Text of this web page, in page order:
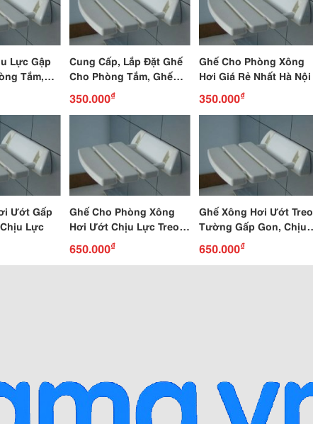
Lực Gập
Tắm,
Cho
Cung Cấp, Lắp Đặt Ghế
Cho Phòng Tắm, Ghế
Cho Phòng Xông Hơi
350.000₫
Ghế Cho Phòng Xông
Hơi Giá Rẻ Nhất Hà Nội
350.000₫
Ướt Gấp
Lực
Ghế Cho Phòng Xông
Hơi Ướt Chịu Lực Treo
Tường
650.000₫
Ghế Xông Hơi Ướt Treo
Tường Gấp Gon, Chịu
Lực 130Kg
650.000₫